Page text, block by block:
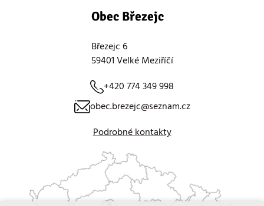
obec.brezejc@seznam.cz
+420 774 349 998
Obec Březejc
Březejc 6
59401 Velké Meziříčí
Podrobné kontakty